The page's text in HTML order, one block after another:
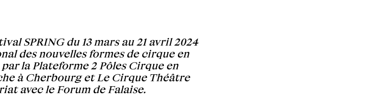
SPRING du 13 mars au 21 avril 2024
des nouvelles formes de cirque en
la Plateforme 2 Pôles Cirque en
à Cherbourg et Le Cirque Théâtre
avec le Forum de Falaise.